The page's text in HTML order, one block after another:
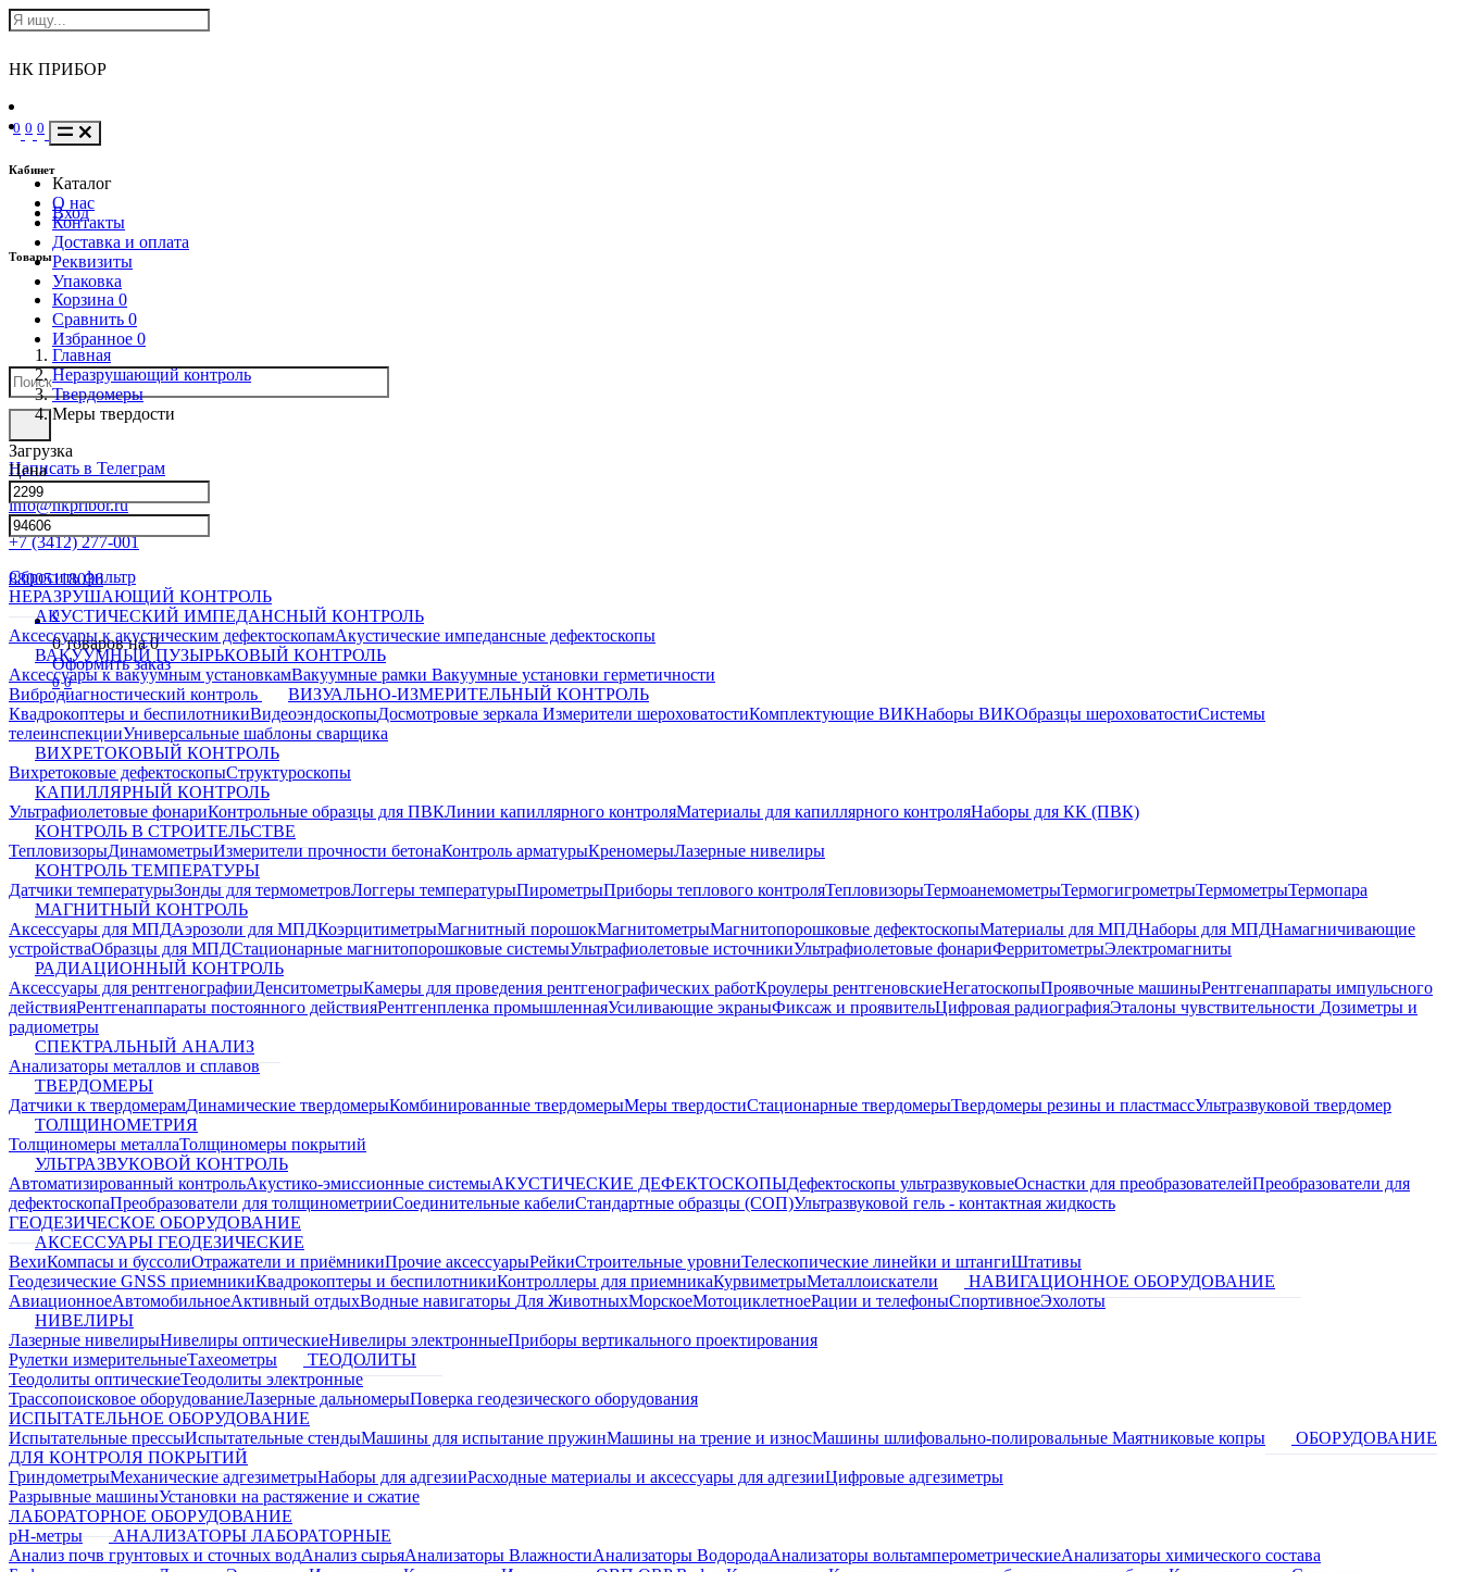
НК ПРИБОР
Кабинет
Вход
Товары
Корзина 0
Сравнить 0
Избранное 0
Написать в Телеграм
info@nkpribor.ru
+7 (3412) 277-001
88005118036
0
0 товаров на0
Оформить заказ
0 0
0 0 0
Каталог
О нас
Контакты
Доставка и оплата
Реквизиты
Упаковка
Главная
Неразрушающий контроль
Твердомеры
Меры твердости
Загрузка
Цена
Сбросить фильтр
НЕРАЗРУШАЮЩИЙ КОНТРОЛЬ
АКУСТИЧЕСКИЙ ИМПЕДАНСНЫЙ КОНТРОЛЬ
Аксессуары к акустическим дефектоскопамАкустические импедансные дефектоскопы
ВАКУУМНЫЙ ПУЗЫРЬКОВЫЙ КОНТРОЛЬ
Аксессуары к вакуумным установкамВакуумные рамки Вакуумные установки герметичности
Вибродиагностический контроль
ВИЗУАЛЬНО-ИЗМЕРИТЕЛЬНЫЙ КОНТРОЛЬ
Квадрокоптеры и беспилотникиВидеоэндоскопыДосмотровые зеркалаИзмерители шероховатостиКомплектующие ВИКНаборы ВИКОбразцы шероховатостиСистемы
телеинспекцииУниверсальные шаблоны сварщика
ВИХРЕТОКОВЫЙ КОНТРОЛЬ
Вихретоковые дефектоскопыСтруктуроскопы
КАПИЛЛЯРНЫЙ КОНТРОЛЬ
Ультрафиолетовые фонариКонтрольные образцы для ПВКЛинии капиллярного контроляМатериалы для капиллярного контроляНаборы для КК (ПВК)
КОНТРОЛЬ В СТРОИТЕЛЬСТВЕ
ТепловизорыДинамометрыИзмерители прочности бетонаКонтроль арматурыКреномерыЛазерные нивелиры
КОНТРОЛЬ ТЕМПЕРАТУРЫ
Датчики температурыЗонды для термометровЛоггеры температурыПирометрыПриборы теплового контроляТепловизорыТермоанемометрыТермогигрометрыТермометрыТермопара
МАГНИТНЫЙ КОНТРОЛЬ
Аксессуары для МПДАэрозоли для МПДКоэрцитиметрыМагнитный порошокМагнитометрыМагнитопорошковые дефектоскопыМатериалы для МПДНаборы для МПДНамагничивающие
устройстваОбразцы для МПДСтационарные магнитопорошковые системыУльтрафиолетовые источникиУльтрафиолетовые фонариФерритометрыЭлектромагниты
РАДИАЦИОННЫЙ КОНТРОЛЬ
Аксессуары для рентгенографииДенситометрыКамеры для проведения рентгенографических работКроулеры рентгеновскиеНегатоскопыПроявочные машиныРентгенаппараты импульсного
действияРентгенаппараты постоянного действияРентгенпленка промышленнаяУсиливающие экраныФиксаж и проявительЦифровая радиографияЭталоны чувствительности Дозиметры и
радиометры
СПЕКТРАЛЬНЫЙ АНАЛИЗ
Анализаторы металлов и сплавов
ТВЕРДОМЕРЫ
Датчики к твердомерамДинамические твердомерыКомбинированные твердомерыМеры твердостиСтационарные твердомерыТвердомеры резины и пластмассУльтразвуковой твердомер
ТОЛЩИНОМЕТРИЯ
Толщиномеры металлаТолщиномеры покрытий
УЛЬТРАЗВУКОВОЙ КОНТРОЛЬ
Автоматизированный контрольАкустико-эмиссионные системыАКУСТИЧЕСКИЕ ДЕФЕКТОСКОПЫДефектоскопы ультразвуковыеОснастки для преобразователейПреобразователи для
дефектоскопаПреобразователи для толщинометрииСоединительные кабелиСтандартные образцы (СОП)Ультразвуковой гель - контактная жидкость
ГЕОДЕЗИЧЕСКОЕ ОБОРУДОВАНИЕ
АКСЕССУАРЫ ГЕОДЕЗИЧЕСКИЕ
ВехиКомпасы и буссолиОтражатели и приёмникиПрочие аксессуарыРейкиСтроительные уровниТелескопические линейки и штангиШтативы
Геодезические GNSS приемникиКвадрокоптеры и беспилотникиКонтроллеры для приемникаКурвиметрыМеталлоискатели
НАВИГАЦИОННОЕ ОБОРУДОВАНИЕ
АвиационноеАвтомобильноеАктивный отдыхВодные навигаторы Для ЖивотныхМорскоеМотоциклетноеРации и телефоныСпортивноеЭхолоты
НИВЕЛИРЫ
Лазерные нивелирыНивелиры оптическиеНивелиры электронныеПриборы вертикального проектирования
Рулетки измерительныеТахеометры
ТЕОДОЛИТЫ
Теодолиты оптическиеТеодолиты электронные
Трассопоисковое оборудованиеЛазерные дальномерыПоверка геодезического оборудования
ИСПЫТАТЕЛЬНОЕ ОБОРУДОВАНИЕ
Испытательные прессыИспытательные стендыМашины для испытание пружинМашины на трение и износМашины шлифовально-полировальные Маятниковые копры
ОБОРУДОВАНИЕ
ДЛЯ КОНТРОЛЯ ПОКРЫТИЙ
ГриндометрыМеханические адгезиметрыНаборы для адгезииРасходные материалы и аксессуары для адгезииЦифровые адгезиметры
Разрывные машиныУстановки на растяжение и сжатие
ЛАБОРАТОРНОЕ ОБОРУДОВАНИЕ
pH-метры
АНАЛИЗАТОРЫ ЛАБОРАТОРНЫЕ
Анализ почв грунтовых и сточных водАнализ сырьяАнализаторы ВлажностиАнализаторы ВодородаАнализаторы вольтамперометрическиеАнализаторы химического состава